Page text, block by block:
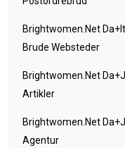
Brightwomen.net
Brude Websteder
Brightwomen.net
Artikler
Brightwomen.net
Agentur